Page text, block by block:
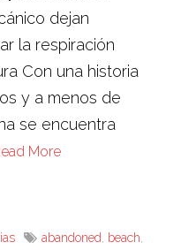
dejan
la respiración
Con una historia
y a menos de
se encuentra
More
abandoned, beach,